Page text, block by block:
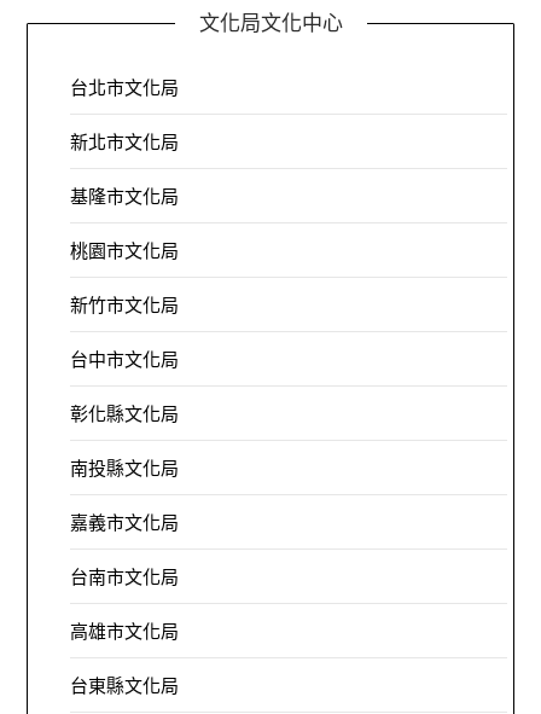
文化局文化中心
台北市文化局
新北市文化局
基隆市文化局
桃園市文化局
新竹市文化局
台中市文化局
彰化縣文化局
南投縣文化局
嘉義市文化局
台南市文化局
高雄市文化局
台東縣文化局